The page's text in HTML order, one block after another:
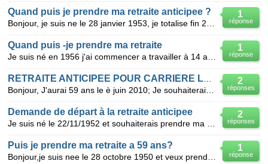
1
réponse
Quand puis je prendre ma retraite anticipee ?
1
réponse
Quand puis -je prendre ma retraite
2
réponses
2
réponses
Demande de départ à la retraite anticipee
1
réponse
Puis je prendre ma retraite a 59 ans?